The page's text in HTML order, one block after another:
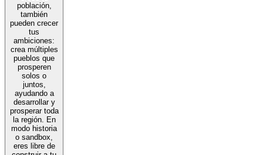
población,
también
pueden crecer
tus
ambiciones:
crea múltiples
pueblos que
prosperen
solos o
juntos,
ayudando a
desarrollar y
prosperar toda
la región. En
modo historia
o sandbox,
eres libre de